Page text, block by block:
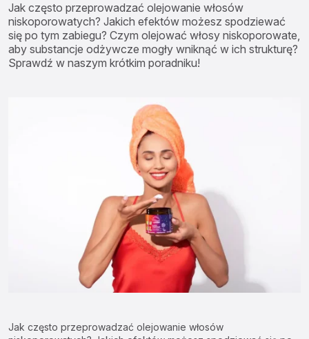
Jak często przeprowadzać olejowanie włosów
niskoporowatych? Jakich efektów możesz spodziewać
się po tym zabiegu? Czym olejować włosy niskoporowate,
aby substancje odżywcze mogły wniknąć w ich strukturę?
Sprawdź w naszym krótkim poradniku!
Jak często przeprowadzać olejowanie włosów